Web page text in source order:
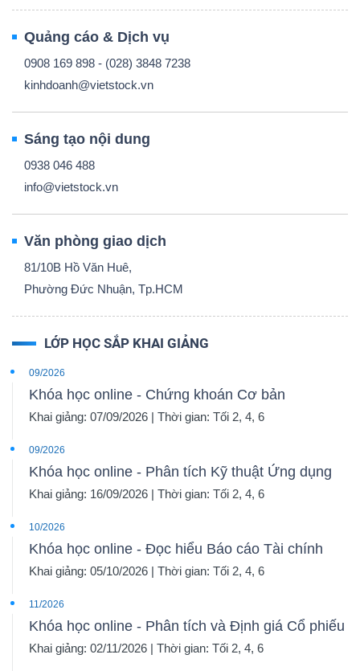
Quảng cáo & Dịch vụ
0908 169 898 - (028) 3848 7238
kinhdoanh@vietstock.vn
Sáng tạo nội dung
0938 046 488
info@vietstock.vn
Văn phòng giao dịch
81/10B Hồ Văn Huê,
Phường Đức Nhuận, Tp.HCM
LỚP HỌC SẮP KHAI GIẢNG
09/2026
Khóa học online - Chứng khoán Cơ bản
Khai giảng: 07/09/2026 | Thời gian: Tối 2, 4, 6
09/2026
Khóa học online - Phân tích Kỹ thuật Ứng dụng
Khai giảng: 16/09/2026 | Thời gian: Tối 2, 4, 6
10/2026
Khóa học online - Đọc hiểu Báo cáo Tài chính
Khai giảng: 05/10/2026 | Thời gian: Tối 2, 4, 6
11/2026
Khóa học online - Phân tích và Định giá Cổ phiếu
Khai giảng: 02/11/2026 | Thời gian: Tối 2, 4, 6